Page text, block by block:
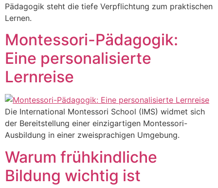
Pädagogik steht die tiefe Verpflichtung zum praktischen
Lernen.
Montessori-Pädagogik:
Eine personalisierte
Lernreise
Die International Montessori School (IMS) widmet sich
der Bereitstellung einer einzigartigen Montessori-
Ausbildung in einer zweisprachigen Umgebung.
Warum frühkindliche
Bildung wichtig ist